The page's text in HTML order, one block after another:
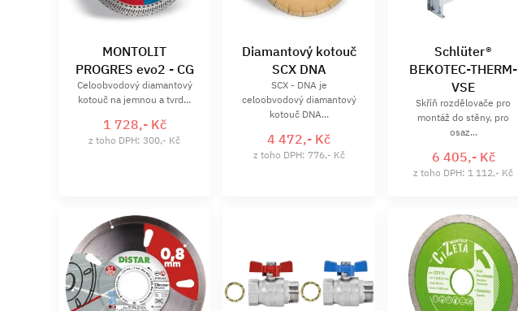
MONTOLIT
PROGRES evo2 - CG
Celoobvodový diamantový
kotouč na jemnou a tvrd...
1 728,- Kč
z toho DPH: 300,- Kč
Diamantový kotouč
SCX DNA
SCX - DNA je
celoobvodový diamantový
kotouč DNA...
4 472,- Kč
z toho DPH: 776,- Kč
Schlüter®
BEKOTEC-THERM-
VSE
Skříň rozdělovače pro
montáž do stěny, pro
osaz...
6 405,- Kč
z toho DPH: 1 112,- Kč